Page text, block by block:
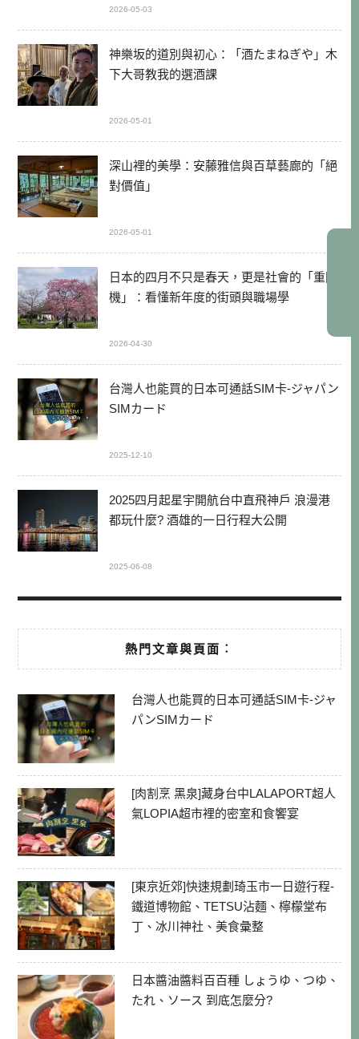
2026-05-03
神樂坂的道別與初心：「酒たまねぎや」木
下大哥教我的選酒課
2026-05-01
深山裡的美學：安藤雅信與百草藝廊的「絕
對價值」
2026-05-01
日本的四月不只是春天，更是社會的「重開
機」：看懂新年度的街頭與職場學
2026-04-30
台灣人也能買的日本可通話SIM卡-ジャパン
SIMカード
2025-12-10
2025四月起星宇開航台中直飛神戶 浪漫港
都玩什麼? 酒雄的一日行程大公開
2025-06-08
熱門文章與頁面︰
台灣人也能買的日本可通話SIM卡-ジャ
パンSIMカード
[肉割烹 黑泉]藏身台中LALAPORT超人
氣LOPIA超市裡的密室和食饗宴
[東京近郊]快速規劃琦玉市一日遊行程-
鐵道博物館、TETSU沾麵、檸檬堂布
丁、冰川神社、美食彙整
日本醬油醬料百百種 しょうゆ、つゆ、
たれ、ソース 到底怎麼分?